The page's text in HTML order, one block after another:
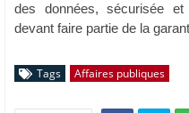
des données, sécurisée
devant faire partie de la
Tags Affaires publiques